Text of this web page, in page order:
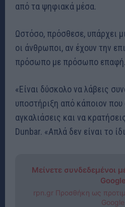
από τα ψηφιακά μέσα.
Ωστόσο, πρόσθεσε, υπάρχει
οι άνθρωποι, αν έχουν την
πρόσωπο με πρόσωπο επαφή.
«Είναι δύσκολο να λάβεις
υποστήριξη από κάποιον που
αγκαλιάσεις και να
Dunbar. «Απλά δεν είναι το
Μείνετε συνδεδεμένοι
Google
rpn.gr Προσθήκη ως
Google